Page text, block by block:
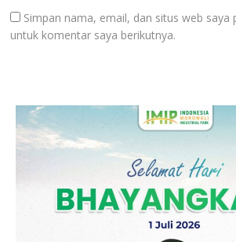
Simpan nama, email, dan situs web saya
untuk komentar saya berikutnya.